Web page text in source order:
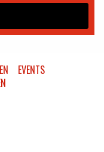
EVENTS